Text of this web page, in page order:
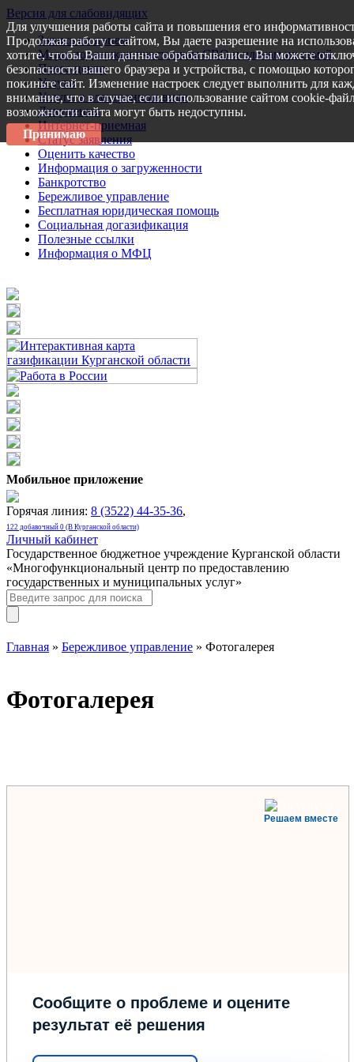
Версия для слабовидящих
Запись на прием
Меры поддержки участникам СВО и членам их семей
Пресс-центр
Услуги
Услуги в электронном виде
Документы
Интернет-приемная
Статус заявления
Оценить качество
Информация о загруженности
Банкротство
Бережливое управление
Бесплатная юридическая помощь
Социальная догазификация
Полезные ссылки
Информация о МФЦ
Мобильное приложение
Горячая линия: 8 (3522) 44-35-36,
122 добавочный 0 (В Курганской области)
Личный кабинет
Государственное бюджетное учреждение Курганской области
«Многофункциональный центр по предоставлению
государственных и муниципальных услуг»
Главная » Бережливое управление » Фотогалерея
Фотогалерея
Решаем вместе
Сообщите о проблеме и оцените
результат её решения
Для улучшения работы сайта и повышения его
Продолжая работу с сайтом, Вы даете разрешение на
хотите, чтобы Ваши данные обрабатывались, Вы можете
безопасности вашего браузера и устройства, с помощью
покиньте сайт. Изменение настроек следует выполнить для
внимание, что в случае, если использование сайтом cookie-
возможности сайта могут быть недоступны.
Принимаю